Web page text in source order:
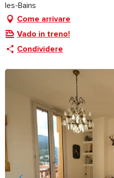
les-Bains
Come arrivare
Vado in treno!
Condividere